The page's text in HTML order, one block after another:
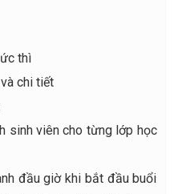
thì
chi tiết
sinh viên cho từng lớp học
đầu giờ khi bắt đầu buổi